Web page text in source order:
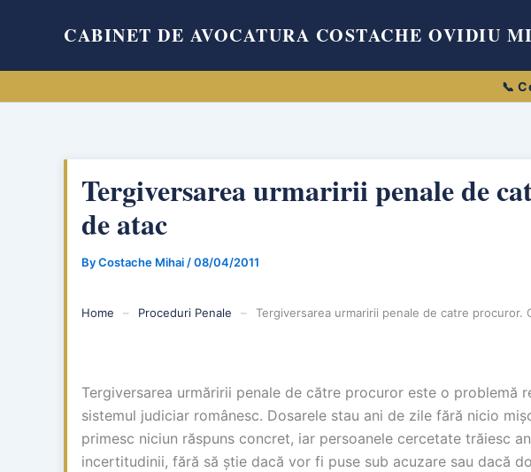
CABINET DE AVOCATURA COSTACHE OVIDIU
Tergiversarea urmaririi penale de
de atac
ByCostache Mihai /08/04/2011
Home – Proceduri Penale – Tergiversarea urmaririi penale de catre procuror.
Tergiversarea urmăririi penale de către procuror este o problemă
sistemul judiciar românesc. Dosarele stau ani de zile fără nicio
primesc niciun răspuns concret, iar persoanele cercetate trăiesc
incertitudinii, fără să știe dacă vor fi puse sub acuzare sau dacă